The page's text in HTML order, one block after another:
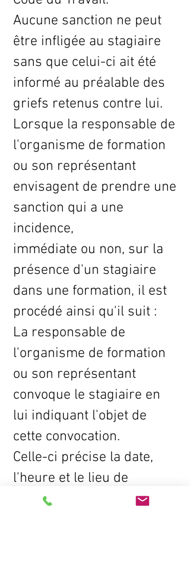
Aucune sanction ne peut
être infligée au stagiaire
sans que celui-ci ait été
informé au préalable des
griefs retenus contre lui.
Lorsque la responsable de
l'organisme de formation
ou son représentant
envisagent de prendre une
sanction qui a une
incidence,
immédiate ou non, sur la
présence d'un stagiaire
dans une formation, il est
procédé ainsi qu'il suit :
La responsable de
l'organisme de formation
ou son représentant
convoque le stagiaire en
lui indiquant l'objet de
cette convocation.
Celle-ci précise la date,
l'heure et le lieu de
l'entretien. Elle est écrite